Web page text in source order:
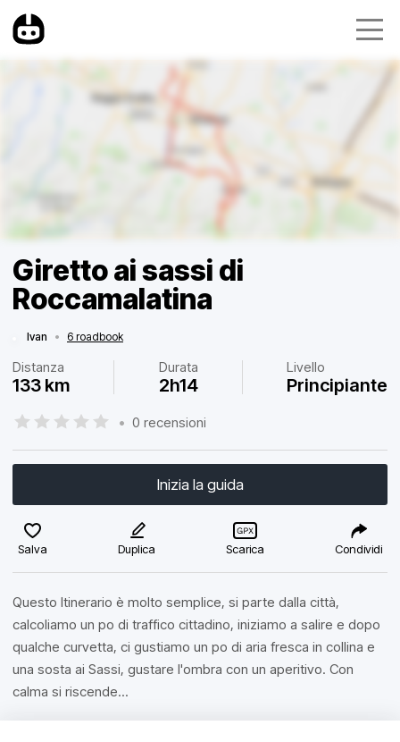
Giretto ai sassi di
Roccamalatina
Ivan • 6 roadbook
Distanza
133 km
Durata
2h14
Livello
Principiante
• 0 recensioni
Inizia la guida
Salva Duplica Scarica Condividi
Questo Itinerario è molto semplice, si parte dalla città,
calcoliamo un po di traffico cittadino, iniziamo a salire e dopo
qualche curvetta, ci gustiamo un po di aria fresca in collina e
una sosta ai Sassi, gustare l'ombra con un aperitivo. Con
calma si riscende...